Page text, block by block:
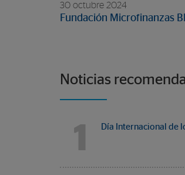
30 octubre 2024
Fundación Microfinanzas
Noticias
1 Día Internacional de